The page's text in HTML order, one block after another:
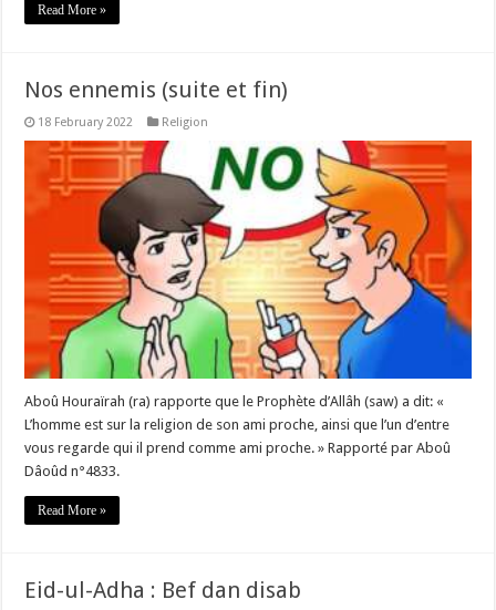
Read More »
Nos ennemis (suite et fin)
18 February 2022 Religion
Aboû Houraïrah (ra) rapporte que le Prophète d’Allâh (saw) a dit: «
L’homme est sur la religion de son ami proche, ainsi que l’un d’entre
vous regarde qui il prend comme ami proche. » Rapporté par Aboû
Dâoûd n°4833.
Read More »
Eid-ul-Adha : Bef dan disab